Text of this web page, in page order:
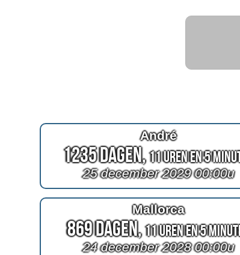
André
1235 Dagen,11 Uren en 5
25 december 2029 00:00u
Mallorca
869 Dagen,11 Uren en 5
24 december 2028 00:00u